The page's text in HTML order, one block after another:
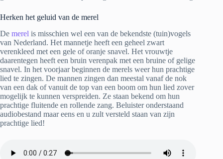
Herken het geluid van de merel
De merel is misschien wel een van de bekendste (tuin)vogels
van Nederland. Het mannetje heeft een geheel zwart
verenkleed met een gele of oranje snavel. Het vrouwtje
daarentegen heeft een bruin verenpak met een bruine of gelige
snavel. In het voorjaar beginnen de merels weer hun prachtige
lied te zingen. De mannen zingen dan meestal vanaf de nok
van een dak of vanuit de top van een boom om hun lied zover
mogelijk te kunnen verspreiden. Ze staan bekend om hun
prachtige fluitende en rollende zang. Beluister onderstaand
audiobestand maar eens en u zult versteld staan van zijn
prachtige lied!